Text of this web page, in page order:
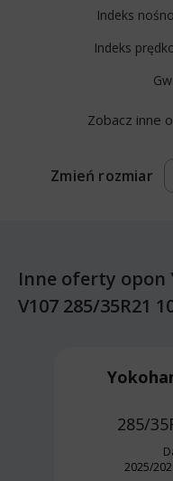
Indeks
Indeks
Zobacz inne
Zmień rozmiar
Inne oferty opon
V107 285/35R21
285/
2025/